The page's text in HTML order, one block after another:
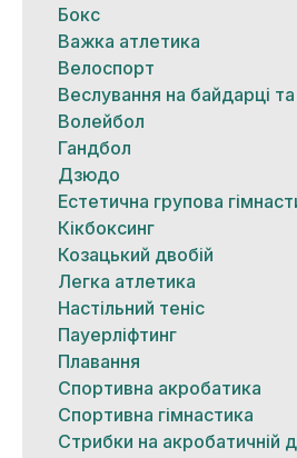
Бокс
Важка атлетика
Велоспорт
Веслування на байдарці
Волейбол
Гандбол
Дзюдо
Естетична групова
Кікбоксинг
Козацький двобій
Легка атлетика
Настільний теніс
Пауерліфтинг
Плавання
Спортивна акробатика
Спортивна гімнастика
Стрибки на акробатичній